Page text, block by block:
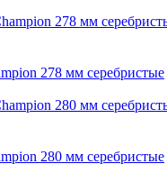
278 мм серебристые
280 мм серебристые